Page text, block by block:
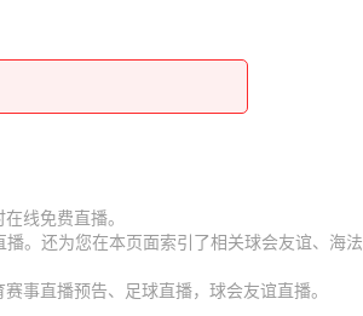
线免费直播。
。还为您在本页面索引了相关球会友谊、海法
事直播预告、足球直播，球会友谊直播。